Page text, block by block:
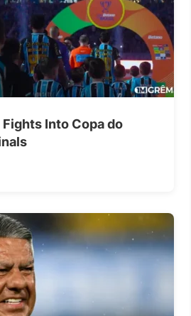
Fights Into Copa do